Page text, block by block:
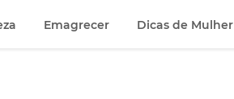
Emagrecer Dicas de Mulher